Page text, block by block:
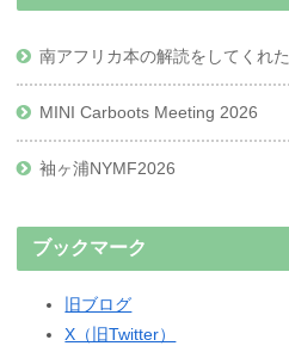
南アフリカ本の解読をしてくれた
MINI Carboots Meeting 2026
袖ヶ浦NYMF2026
ブックマーク
旧ブログ
X（旧Twitter）